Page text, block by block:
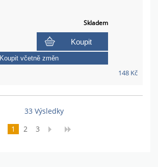
Skladem
Koupit
148 Kč
Koupit včetně změn
33 Výsledky
1
2 3